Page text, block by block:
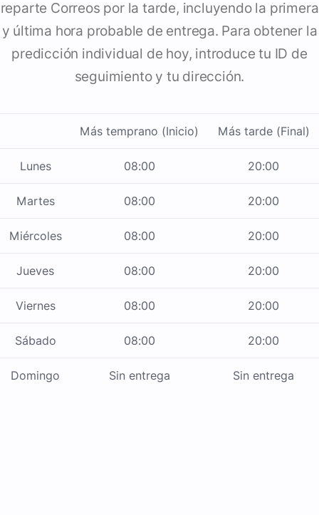
reparte Correos por la tarde, incluyendo la primera
y última hora probable de entrega. Para obtener la
predicción individual de hoy, introduce tu ID de
seguimiento y tu dirección.
Más temprano (Inicio) Más tarde (Final)
Lunes 08:00 20:00
Martes 08:00 20:00
Miércoles 08:00 20:00
Jueves 08:00 20:00
Viernes 08:00 20:00
Sábado 08:00 20:00
Domingo Sin entrega Sin entrega